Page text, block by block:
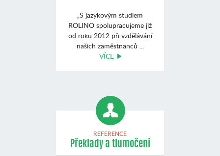
„S jazykovým studiem
ROLINO spolupracujeme již
od roku 2012 při vzdělávání
našich zaměstnanců ...
VÍCE
REFERENCE
Překlady a tlumočení